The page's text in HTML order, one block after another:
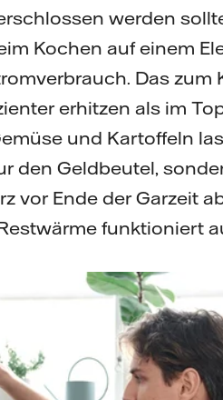
werden
Kochen auf einem
Das
erhitzen als im
und Kartoffeln
den Geldbeutel,
vor Ende der Garzeit
funktioniert